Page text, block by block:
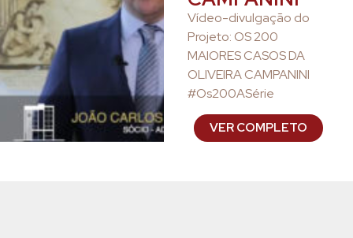
Vídeo-divulgação do
Projeto: OS 200
MAIORES CASOS DA
OLIVEIRA CAMPANINI
#Os200ASérie
VER COMPLETO